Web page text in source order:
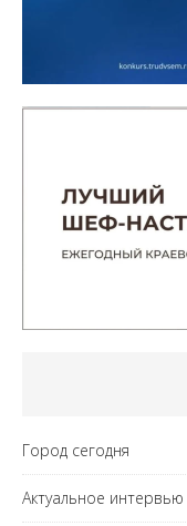
Город сегодня
Актуальное интервью